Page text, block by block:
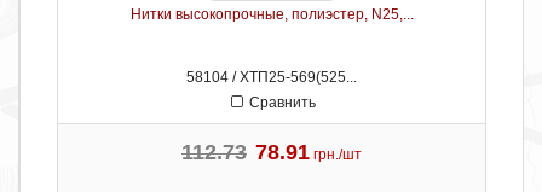
Нитки высокопрочные, полиэстер, N25,...
58104 / ХТП25-569(525...
Сравнить
112.73 78.91 грн./шт